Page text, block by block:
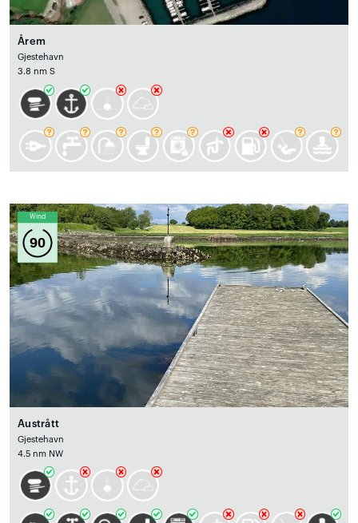
Årem
Gjestehavn
3.8 nm S
Wind
90
Austrått
Gjestehavn
4.5 nm NW